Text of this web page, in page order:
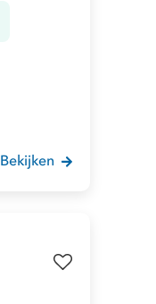
Bekijken